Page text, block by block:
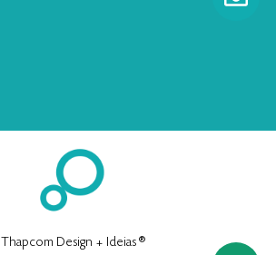
Thapcom Design + Ideias ®